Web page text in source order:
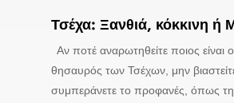
Τσέχα: Ξανθιά, κόκκινη
Αν ποτέ αναρωτηθείτε ποιος είναι
θησαυρός των Τσέχων, μην
συμπεράνετε το προφανές, όπως